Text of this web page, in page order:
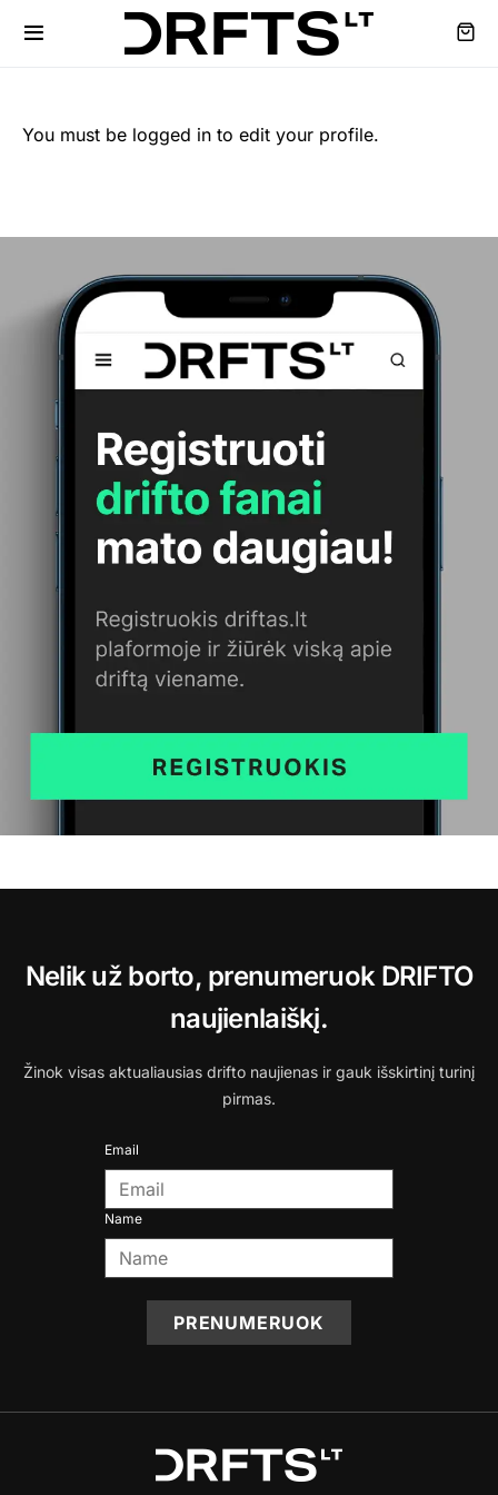
You must be logged in to edit your profile.
Nelik už borto, prenumeruok DRIFTO
naujienlaiškį.
Žinok visas aktualiausias drifto naujienas ir gauk išskirtinį turinį
pirmas.
Email
Name
PRENUMERUOK